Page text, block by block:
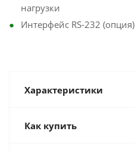
нагрузки
Интерфейс RS-232 (опция)
Характеристики
Как купить